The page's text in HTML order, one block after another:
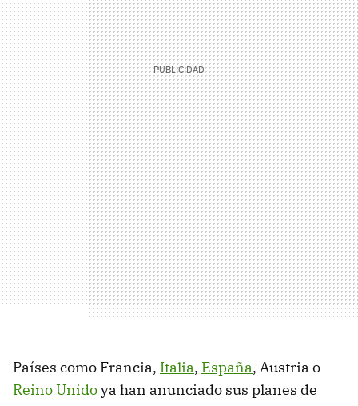
Países como Francia, Italia, España, Austria o
Reino Unidoya han anunciado sus planes de